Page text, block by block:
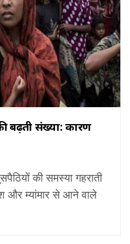
बढ़ती संख्या: कारण
की समस्या गहराती
और म्यांमार से आने वाले